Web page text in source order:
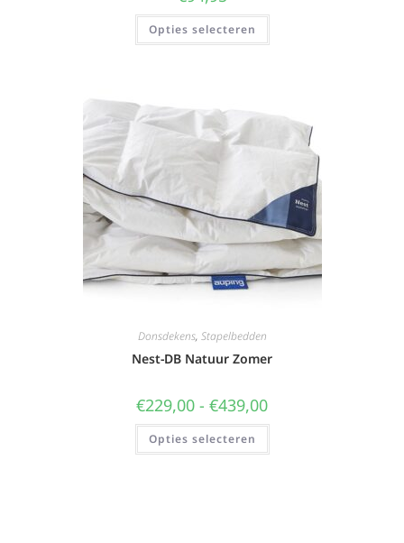
Opties selecteren
Donsdekens, Stapelbedden
Nest-DB Natuur Zomer
€229,00 - €439,00
Opties selecteren